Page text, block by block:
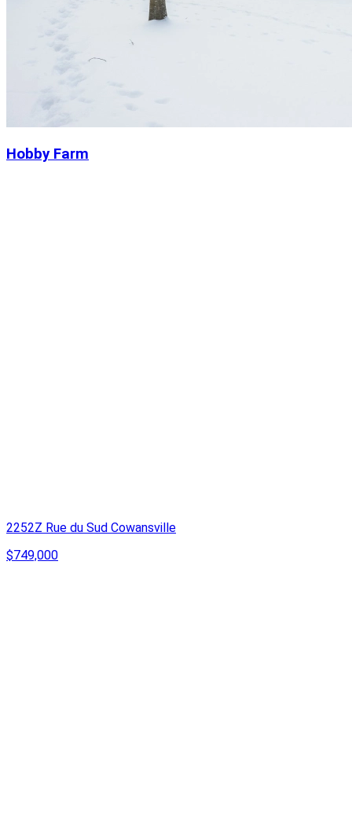
Hobby Farm
2252Z Rue du Sud Cowansville
$749,000